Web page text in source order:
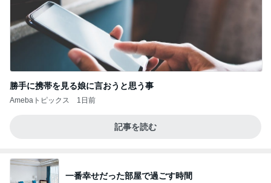
勝手に携帯を見る娘に言おうと思う事
Amebaトピックス 1日前
記事を読む
一番幸せだった部屋で過ごす時間